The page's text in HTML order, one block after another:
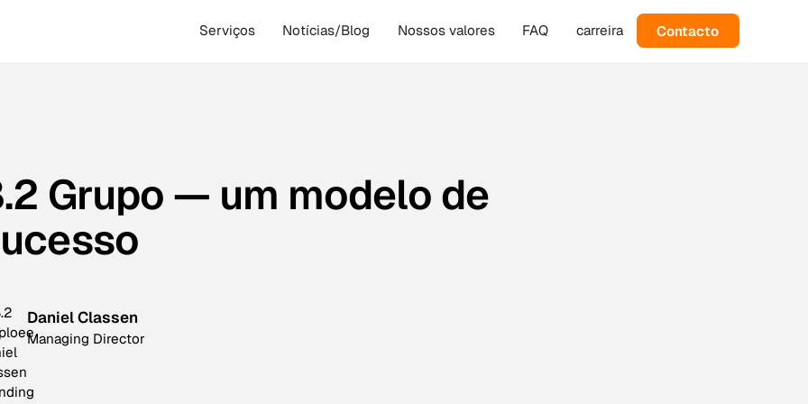
Serviços Notícias/Blog Nossos valores FAQ carreira
Grupo — um modelo de
Daniel Classen
Managing Director